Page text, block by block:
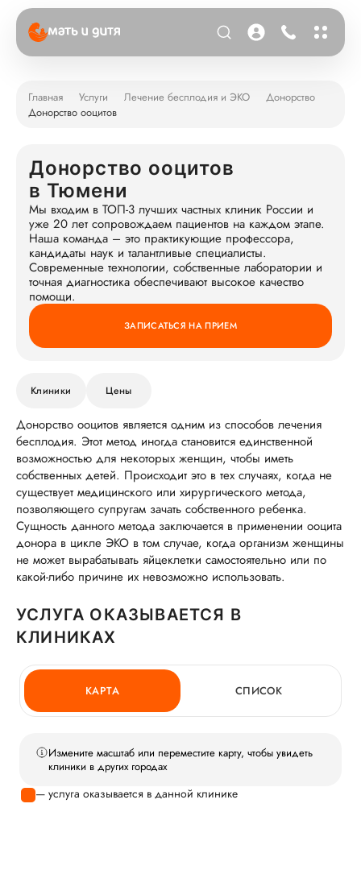
Главная Услуги Лечение бесплодия и ЭКО
Донорство
Донорство ооцитов
Донорство ооцитов
в Тюмени
Мы входим в ТОП-3 лучших частных клиник России и
уже 20 лет сопровождаем пациентов на каждом этапе.
Наша команда – это практикующие профессора,
кандидаты наук и талантливые специалисты.
Современные технологии, собственные лаборатории и
точная диагностика обеспечивают высокое качество
помощи.
ЗАПИСАТЬСЯ НА ПРИЕМ
Клиники Цены
Донорство ооцитов является одним из способов лечения
бесплодия. Этот метод иногда становится единственной
возможностью для некоторых женщин, чтобы иметь
собственных детей. Происходит это в тех случаях, когда не
существует медицинского или хирургического метода,
позволяющего супругам зачать собственного ребенка.
Сущность данного метода заключается в применении ооцита
донора в цикле ЭКО в том случае, когда организм женщины
не может вырабатывать яйцеклетки самостоятельно или по
какой-либо причине их невозможно использовать.
УСЛУГА ОКАЗЫВАЕТСЯ В
КЛИНИКАХ
КАРТА СПИСОК
Измените масштаб или переместите карту, чтобы увидеть
клиники в других городах
— услуга оказывается в данной клинике